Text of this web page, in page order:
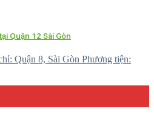
Quận 12 Sài Gòn
Quận 8, Sài Gòn Phương tiện: